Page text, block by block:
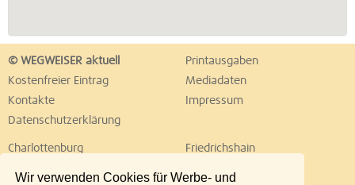
Wir verwenden Cookies für Werbe- und
© WEGWEISER aktuell
Printausgaben
Kostenfreier Eintrag
Mediadaten
Kontakte
Impressum
Datenschutzerklärung
Charlottenburg
Friedrichshain